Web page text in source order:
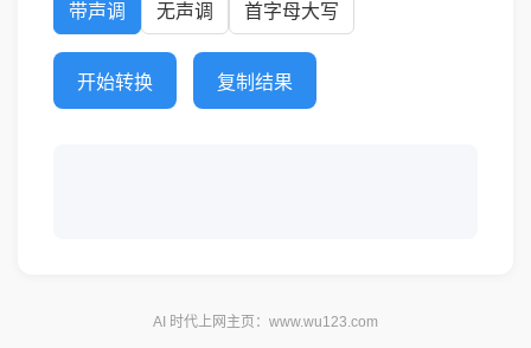
带声调 无声调 首字母大写
开始转换 复制结果
AI 时代上网主页： www.wu123.com